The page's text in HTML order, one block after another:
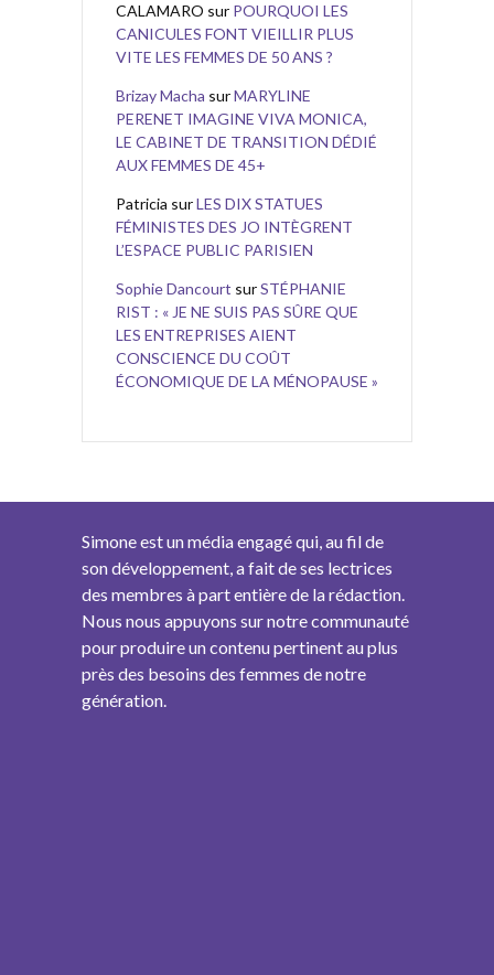
CALAMARO sur POURQUOI LES
CANICULES FONT VIEILLIR PLUS
VITE LES FEMMES DE 50 ANS ?
Brizay Macha surMARYLINE
PERENET IMAGINE VIVA MONICA,
LE CABINET DE TRANSITION DÉDIÉ
AUX FEMMES DE 45+
Patricia surLES DIX STATUES
FÉMINISTES DES JO INTÈGRENT
L’ESPACE PUBLIC PARISIEN
Sophie Dancourt surSTÉPHANIE
RIST : « JE NE SUIS PAS SÛRE QUE
LES ENTREPRISES AIENT
CONSCIENCE DU COÛT
ÉCONOMIQUE DE LA MÉNOPAUSE »
Simone est un média engagé qui, au fil de
son développement, a fait de ses lectrices
des membres à part entière de la rédaction.
Nous nous appuyons sur notre communauté
pour produire un contenu pertinent au plus
près des besoins des femmes de notre
génération.